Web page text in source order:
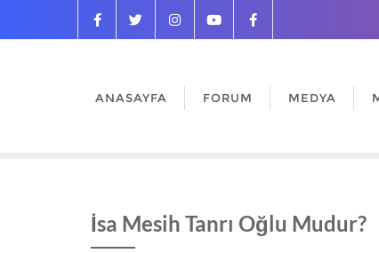
ANASAYFA FORUM MEDYA
İsa Mesih Tanrı Oğlu Mudur?